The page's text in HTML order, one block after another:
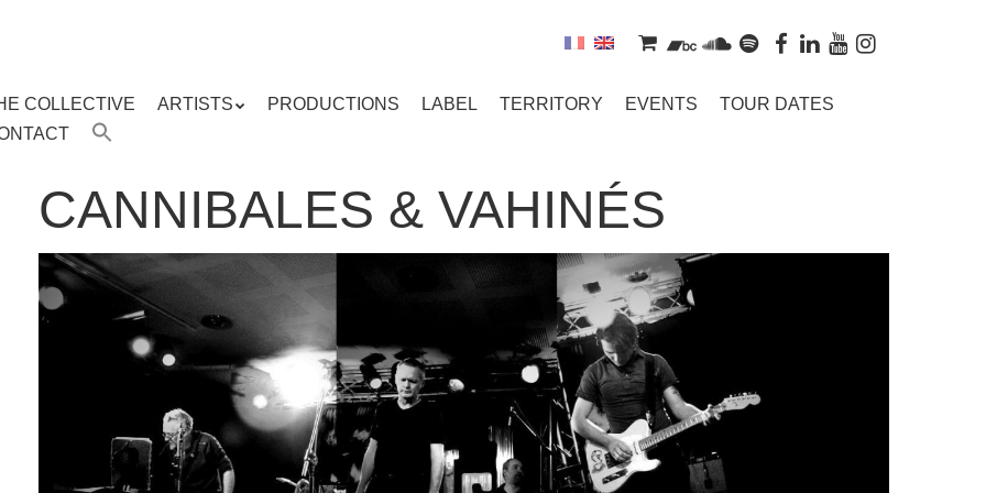
COLLECTIVE ARTISTS PRODUCTIONS LABEL TERRITORY EVENTS
TOUR DATES
CANNIBALES & VAHINÉS